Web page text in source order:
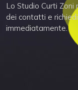
Lo Studio Curti
dei contatti e
immediatamente.